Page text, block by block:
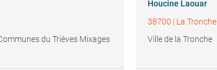
du Trièves Mixages
Houcine Laouar
38700 | La Tronche
Ville de la Tronche